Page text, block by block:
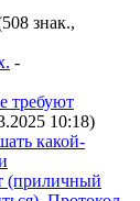
знак.,
-
требуют
10:18)
какой-
(приличный